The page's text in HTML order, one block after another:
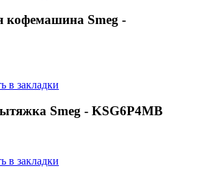
кофемашина Smeg -
в закладки
Smeg - KSG6P4MB
в закладки